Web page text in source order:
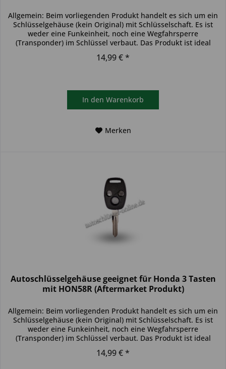
Allgemein: Beim vorliegenden Produkt handelt es sich um ein
Schlüsselgehäuse (kein Original) mit Schlüsselschaft. Es ist
weder eine Funkeinheit, noch eine Wegfahrsperre
(Transponder) im Schlüssel verbaut. Das Produkt ist ideal
14,99 € *
In den Warenkorb
Merken
Autoschlüsselgehäuse geeignet für Honda 3 Tasten
mit HON58R (Aftermarket Produkt)
Allgemein: Beim vorliegenden Produkt handelt es sich um ein
Schlüsselgehäuse (kein Original) mit Schlüsselschaft. Es ist
weder eine Funkeinheit, noch eine Wegfahrsperre
(Transponder) im Schlüssel verbaut. Das Produkt ist ideal
14,99 € *